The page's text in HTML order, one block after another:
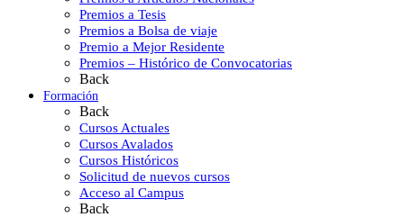
Premios a Tesis
Premios a Bolsa de viaje
Premio a Mejor Residente
Premios – Histórico de Convocatorias
Back
Formación
Back
Cursos Actuales
Cursos Avalados
Cursos Históricos
Solicitud de nuevos cursos
Acceso al Campus
Back